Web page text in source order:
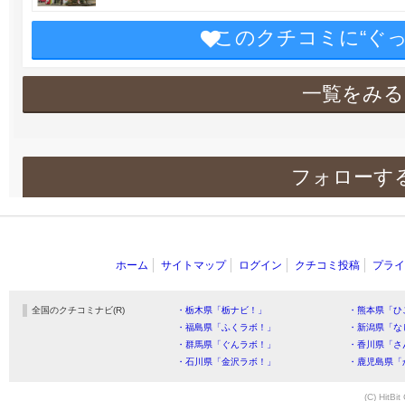
このクチコミに“ぐ
一覧をみる
フォローす
ホーム サイトマップ ログイン クチコミ投稿 プラ
全国のクチコミナビ(R) ・栃木県「栃ナビ！」
・熊本県「
・福島県「ふくラボ！」
・新潟県「
・群馬県「ぐんラボ！」
・香川県「
・石川県「金沢ラボ！」
・鹿児島県
(C) HitBit